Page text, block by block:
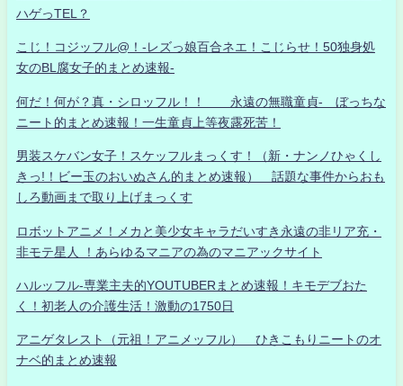
ハゲっTEL？
こじ！コジッフル@！-レズっ娘百合ネエ！こじらせ！50独身処
女のBL腐女子的まとめ速報-
何だ！何が？真・シロッフル！！ 永遠の無職童貞- ぼっちな
ニート的まとめ速報！一生童貞上等夜露死苦！
男装スケバン女子！スケッフルまっくす！（新・ナンノひゃくし
きっ!！ビー玉のおいぬさん的まとめ速報） 話題な事件からおも
しろ動画まで取り上げまっくす
ロボットアニメ！メカと美少女キャラだいすき永遠の非リア充・
非モテ星人 ！あらゆるマニアの為のマニアックサイト
ハルッフル-専業主夫的YOUTUBERまとめ速報！キモデブおた
く！初老人の介護生活！激動の1750日
アニゲタレスト（元祖！アニメッフル） ひきこもりニートのオ
ナベ的まとめ速報